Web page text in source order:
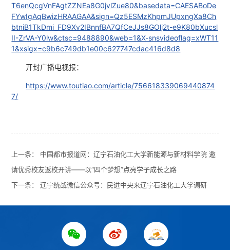
T6enQcgVnFAgtZZNEa8G0jvlZue80&basedata=CAESABoDe
FYwIgAqBwizHRAAGAA&sign=Qz5ESMzKhpmJUpxngXa8Ch
btniB1TkDmi_FD9Xv2IBnnfBA7QfCeJJs8GOlj2t-e9K80bXucsl
II-ZrVA-Y0lw&ctsc=9488890&web=1&X-snsvideoflag=xWT11
1&xsigx=c9b6c749db1e00c627747cdac416d8d8
开封广播电视报：
https://www.toutiao.com/article/756618339069440874
7/
上一条： 中国都市报道网：辽宁石油化工大学新能源与新材料学院 邀
请优秀校友返校开讲——以“四个梦想”点亮学子成长之路
下一条：辽宁统战微信公众号：民进中央来辽宁石油化工大学调研